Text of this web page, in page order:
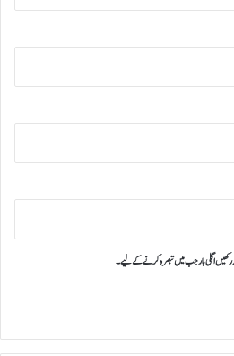
اگلی بار جب میں تبصرہ کرنے کےلیے۔